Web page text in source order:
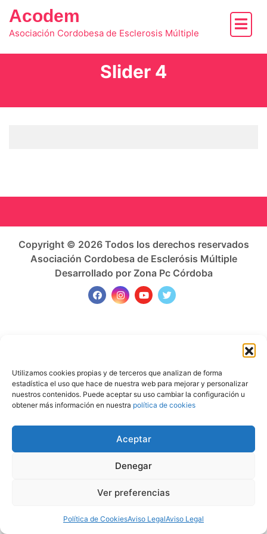
Utilizamos cookies propias y de terceros que analizan de forma
estadística el uso que hace de nuestra web para mejorar y personalizar
nuestros contenidos. Puede aceptar su uso cambiar la configuración u
obtener más información en nuestra política de cookies
Aceptar
Denegar
Ver preferencias
Política de CookiesAviso LegalAviso Legal
content
Acodem
Asociación Cordobesa de Esclerosis Múltiple
Slider 4
Copyright © 2026 Todos los derechos reservados
Asociación Cordobesa de Esclerósis Múltiple
Desarrollado por Zona Pc Córdoba